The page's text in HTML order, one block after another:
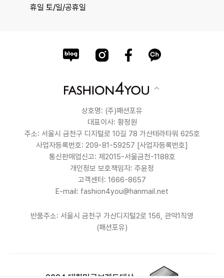
휴일 토/일/공휴일
상호명: (주)패션포유
대표이사: 황정원
주소: 서울시 금천구 디지털로 10길 78 가산테라타워 625호
사업자등록번호: 209-81-59257 [사업자등록번호]
통신판매업신고: 제2015-서울금천-1188호
개인정보 보호책임자: 주윤정
고객센터: 1666-8657
E-mail: fashion4you@hanmail.net
반품주소: 서울시 금천구 가산디지털2로 156, 관악1직영
(패션포유)